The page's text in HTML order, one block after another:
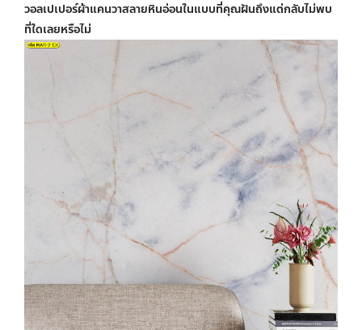
วอลเปเปอร์ผ้าแคนวาสลายหินอ่อนในแบบที่คุณฝันถึงแต่กลับไม่พบ
ที่ใดเลยหรือไม่